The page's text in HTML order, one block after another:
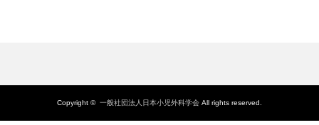
Copyright © 一般社団法人日本小児外科学会 All rights reserved.